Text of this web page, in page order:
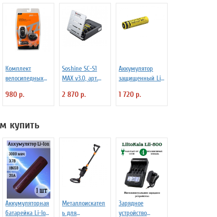
Комплект
велосипедных
F/R-L07
980 р.
Soshine SC-S1
MAX v3.0, арт.
2 870 р.
Аккумулятор
защищенный Li-
NL188 3200mAh
1 720 р.
купить
Аккумуляторная
батарейка Li-Ion
Металлоискател
ь для
Зарядное
устройство